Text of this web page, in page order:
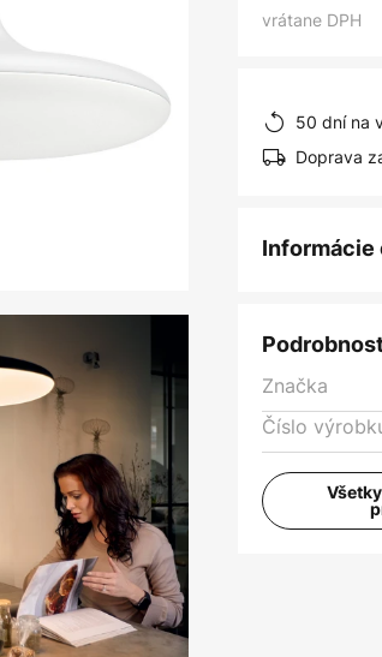
vrátane DPH
50 dní na
Doprava
Informácie
Značka
Číslo